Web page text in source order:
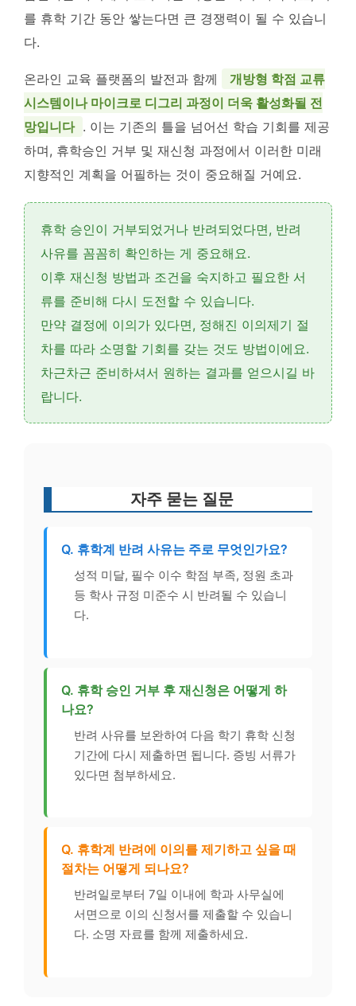
를 휴학 기간 동안 쌓는다면 큰 경쟁력이 될 수 있습니
다.
온라인 교육 플랫폼의 발전과 함께
개방형 학점 교류
시스템이나 마이크로 디그리 과정이 더욱 활성화될 전
망입니다 . 이는 기존의 틀을 넘어선 학습 기회를 제공
하며, 휴학승인 거부 및 재신청 과정에서 이러한 미래
지향적인 계획을 어필하는 것이 중요해질 거예요.
휴학 승인이 거부되었거나 반려되었다면, 반려
사유를 꼼꼼히 확인하는 게 중요해요.
이후 재신청 방법과 조건을 숙지하고 필요한 서
류를 준비해 다시 도전할 수 있습니다.
만약 결정에 이의가 있다면, 정해진 이의제기 절
차를 따라 소명할 기회를 갖는 것도 방법이에요.
차근차근 준비하셔서 원하는 결과를 얻으시길 바
랍니다.
자주 묻는 질문
Q. 휴학계 반려 사유는 주로 무엇인가요?
성적 미달, 필수 이수 학점 부족, 정원 초과
등 학사 규정 미준수 시 반려될 수 있습니
다.
Q. 휴학 승인 거부 후 재신청은 어떻게 하
나요?
반려 사유를 보완하여 다음 학기 휴학 신청
기간에 다시 제출하면 됩니다. 증빙 서류가
있다면 첨부하세요.
Q. 휴학계 반려에 이의를 제기하고 싶을 때
절차는 어떻게 되나요?
반려일로부터 7일 이내에 학과 사무실에
서면으로 이의 신청서를 제출할 수 있습니
다. 소명 자료를 함께 제출하세요.